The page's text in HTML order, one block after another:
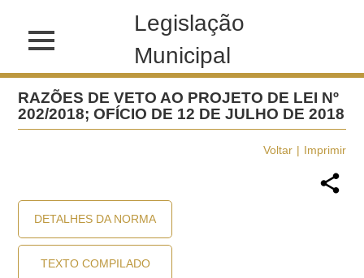
Legislação
Municipal
RAZÕES DE VETO AO PROJETO DE LEI Nº
202/2018; OFÍCIO DE 12 DE JULHO DE 2018
Voltar Imprimir
DETALHES DA NORMA
TEXTO COMPILADO